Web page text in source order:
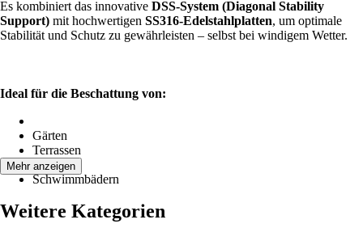
Es kombiniert das innovative DSS-System (Diagonal Stability
Support) mit hochwertigen SS316-Edelstahlplatten, um optimale
Stabilität und Schutz zu gewährleisten – selbst bei windigem Wetter.
Ideal für die Beschattung von:
Gärten
Terrassen
Balkonen
Schwimmbädern
Mehr anzeigen
Weitere Kategorien